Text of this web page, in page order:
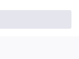
kế hiện đại,